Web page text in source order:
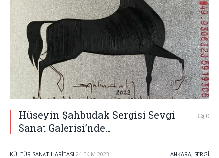
Hüseyin Şahbudak Sergisi Sevgi
Sanat Galerisi’nde…
0
KÜLTÜR SANAT HARITASI 24 EKIM 2023 ANKARA, SERGI